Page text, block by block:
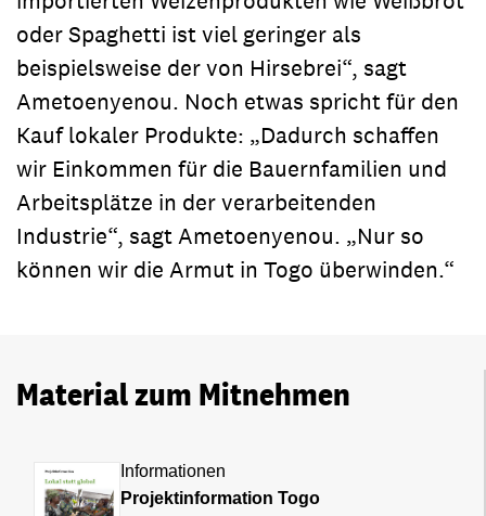
oder Spaghetti ist viel geringer als
beispielsweise der von Hirsebrei“, sagt
Ametoenyenou. Noch etwas spricht für den
Kauf lokaler Produkte: „Dadurch schaffen
wir Einkommen für die Bauernfamilien und
Arbeitsplätze in der verarbeitenden
Industrie“, sagt Ametoenyenou. „Nur so
können wir die Armut in Togo überwinden.“
Material zum Mitnehmen
Informationen
Projektinformation Togo